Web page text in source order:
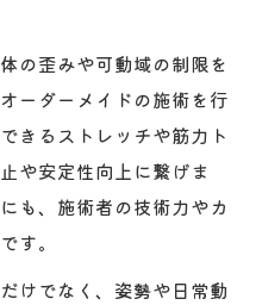
の歪みや可動域の制限を
ーダーメイドの施術を行
きるストレッチや筋力ト
や安定性向上に繋げま
も、施術者の技術力やカ
す。
けでなく、姿勢や日常動